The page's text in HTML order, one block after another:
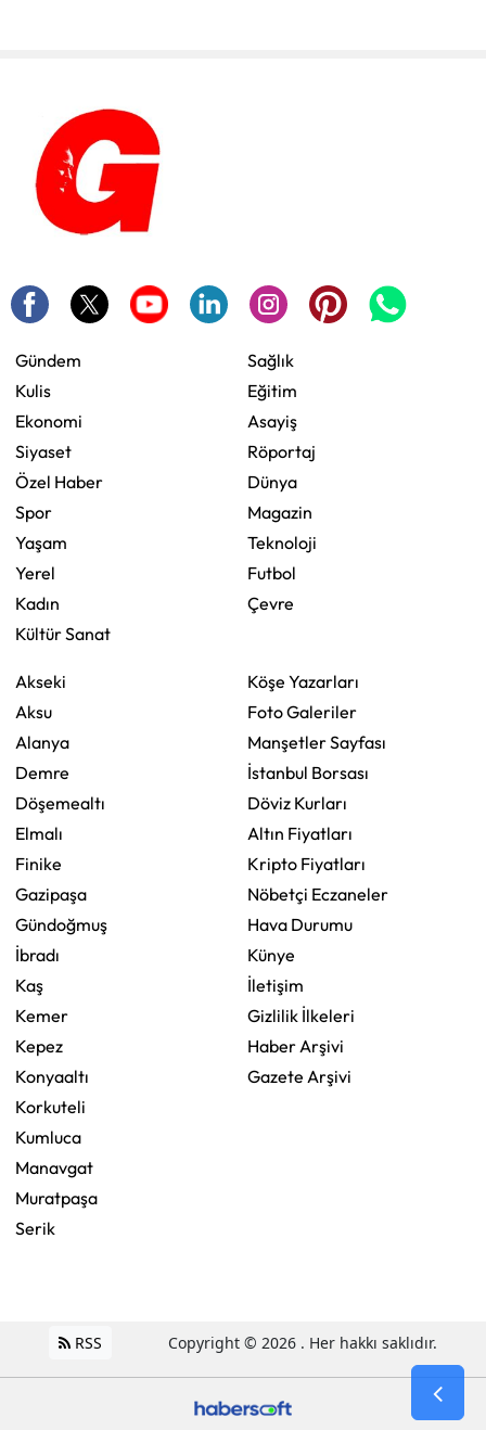
Gündem
Kulis
Ekonomi
Siyaset
Özel Haber
Spor
Yaşam
Yerel
Kadın
Kültür Sanat
Sağlık
Eğitim
Asayiş
Röportaj
Dünya
Magazin
Teknoloji
Futbol
Çevre
Akseki
Aksu
Alanya
Demre
Döşemealtı
Elmalı
Finike
Gazipaşa
Gündoğmuş
İbradı
Kaş
Kemer
Kepez
Konyaaltı
Korkuteli
Kumluca
Manavgat
Muratpaşa
Serik
Köşe Yazarları
Foto Galeriler
Manşetler Sayfası
İstanbul Borsası
Döviz Kurları
Altın Fiyatları
Kripto Fiyatları
Nöbetçi Eczaneler
Hava Durumu
Künye
İletişim
Gizlilik İlkeleri
Haber Arşivi
Gazete Arşivi
RSS Copyright © 2026 . Her hakkı saklıdır.